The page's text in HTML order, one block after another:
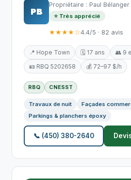
PB
Propriétaire : Paul Bélanger
⭐ Très apprécié
★★★★☆4.4/5 · 82 avis
📍 Hope Town 🗓️ 17 ans
👥 9
🪪 RBQ 5202658
💰 72–97 $/h
RBQ CNESST
Travaux de nuit
Façades
Parkings & planchers époxy
📞 (450) 380-2640